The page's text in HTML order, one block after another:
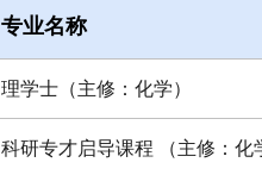
专业名称
理学士（主修：化学）
科研专才启导课程 （主修：化